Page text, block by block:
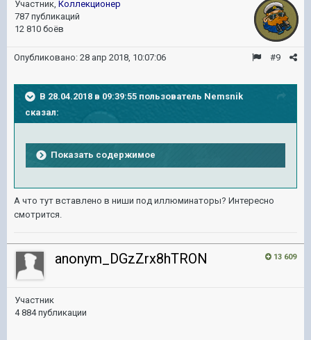
Участник, Коллекционер
787 публикаций
12 810 боёв
#9
Опубликовано: 28 апр 2018, 10:07:06
В 28.04.2018 в 09:39:55 пользователь Nemsnik
сказал:
Показать содержимое
А что тут вставлено в ниши под иллюминаторы? Интересно
смотрится.
13 609
anonym_DGzZrx8hTRON
Участник
4 884 публикации